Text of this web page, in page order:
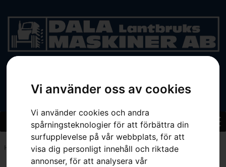
Vi använder oss av cookies
Vi använder cookies och andra
spårningsteknologier för att förbättra din
surfupplevelse på vår webbplats, för att
visa dig personligt innehåll och riktade
annonser, för att analysera vår
Hem 0.45 l